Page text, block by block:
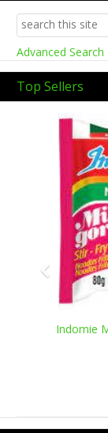
Advanced Search
Top Sellers
Indomie
Previous